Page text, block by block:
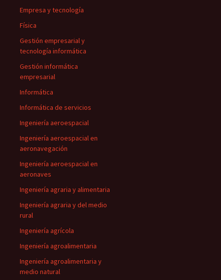
Empresa y tecnología
Física
Gestión empresarial y
tecnología informática
Gestión informática
empresarial
Informática
Informática de servicios
Ingeniería aeroespacial
Ingeniería aeroespacial en
aeronavegación
Ingeniería aeroespacial en
aeronaves
Ingeniería agraria y alimentaria
Ingeniería agraria y del medio
rural
Ingeniería agrícola
Ingeniería agroalimentaria
Ingeniería agroalimentaria y
medio natural